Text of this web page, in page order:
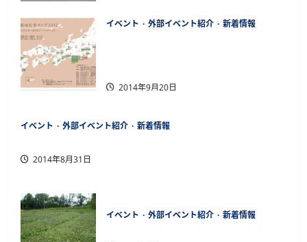
イベント 外部イベント紹介 新着情報
2014年9月20日
イベント 外部イベント紹介 新着情報
2014年8月31日
イベント 外部イベント紹介 新着情報